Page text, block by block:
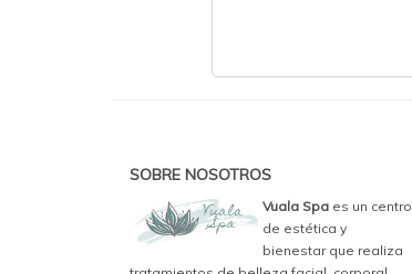
SOBRE NOSOTROS
Vuala Spa es un centro
de estética y
bienestar que realiza